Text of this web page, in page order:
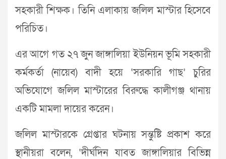
সহকারী শিক্ষক। তিনি এলাকায় জলিল মাস্টার হিসেবে
পরিচিত।
এর আগে গত ২৭ জুন জাঙ্গালিয়া ইউনিয়ন ভূমি সহকারী
কর্মকর্তা (নায়েব) বাদী হয়ে ‘সরকারি গাছ’ চুরির
অভিযোগে জলিল মাস্টারের বিরুদ্ধে কালীগঞ্জ থানায়
একটি মামলা দায়ের করেন।
জলিল মাস্টারকে গ্রেপ্তার ঘটনায় সন্তুষ্টি প্রকাশ করে
স্থানীয়রা বলেন, ‘দীর্ঘদিন যাবত জাঙ্গালিয়ার বিভিন্ন